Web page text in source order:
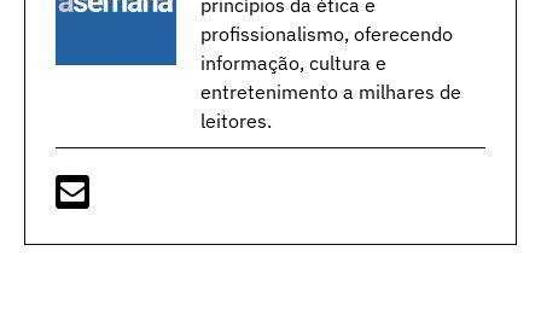
profissionalismo, oferecendo
informação, cultura e
entretenimento a milhares de
leitores.